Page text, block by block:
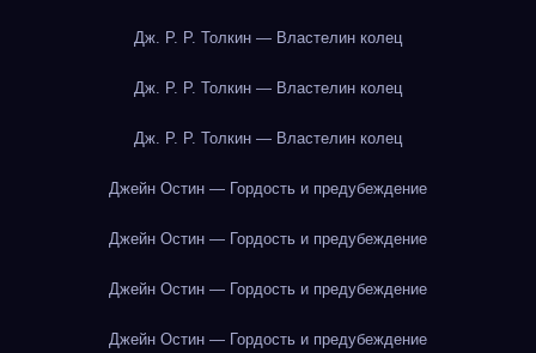
Дж. Р. Р. Толкин — Властелин колец
Дж. Р. Р. Толкин — Властелин колец
Дж. Р. Р. Толкин — Властелин колец
Джейн Остин — Гордость и предубеждение
Джейн Остин — Гордость и предубеждение
Джейн Остин — Гордость и предубеждение
Джейн Остин — Гордость и предубеждение